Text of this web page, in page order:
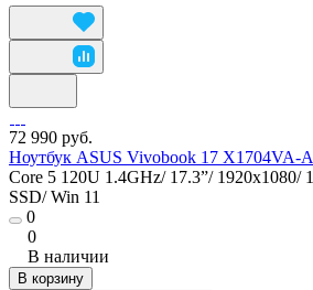
72 990 руб.
Ноутбук ASUS Vivobook 17 X1704VA-
Core 5 120U 1.4GHz/ 17.3”/ 1920x1080/
SSD/ Win 11
0
0
В наличии
В корзину